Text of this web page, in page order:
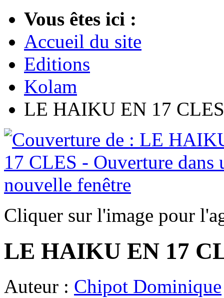
Vous êtes ici :
Accueil du site
Editions
Kolam
LE HAIKU EN 17 CLES
Cliquer sur l'image pour
LE HAIKU EN 17
Auteur : Chipot Dominique